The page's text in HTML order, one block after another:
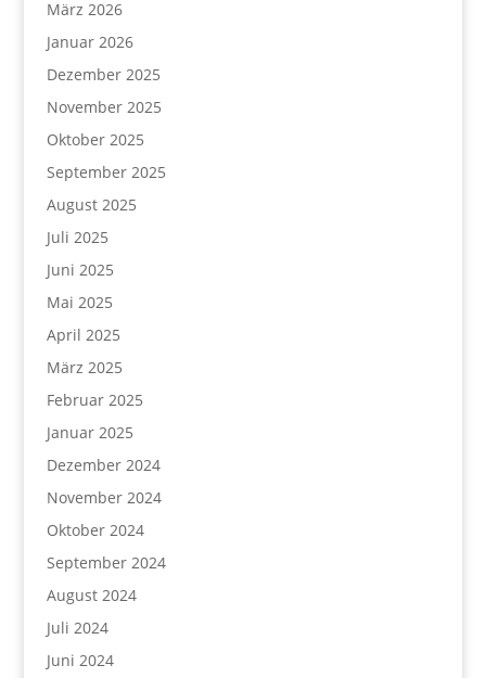
März 2026
Januar 2026
Dezember 2025
November 2025
Oktober 2025
September 2025
August 2025
Juli 2025
Juni 2025
Mai 2025
April 2025
März 2025
Februar 2025
Januar 2025
Dezember 2024
November 2024
Oktober 2024
September 2024
August 2024
Juli 2024
Juni 2024